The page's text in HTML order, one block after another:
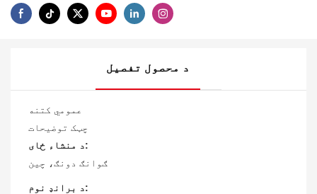
د محصول تفصیل
عمومي کتنه
چټک توضیحات
د منشاء ځای:
ګوانګ دونګ، چین
د برانډ نوم: